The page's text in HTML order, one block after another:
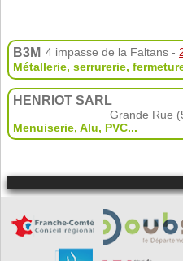
B3M 4 impasse de la Faltans -
Métallerie, serrurerie,
HENRIOT SARL
Grande Rue
Menuiserie, Alu, PVC...